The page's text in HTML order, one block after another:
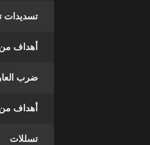
تسديدات
أهداف
ضرب
أهداف
تسللات